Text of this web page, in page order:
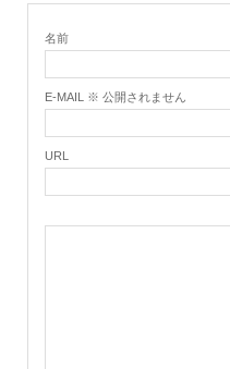
名前
E-MAIL ※ 公開されません
URL